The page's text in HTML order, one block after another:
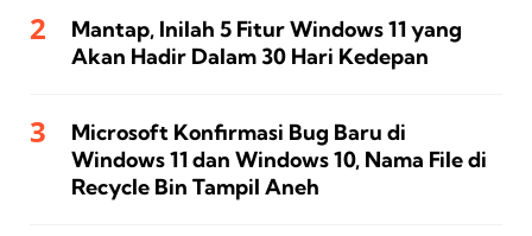
Mantap, Inilah 5 Fitur Windows 11 yang
Akan Hadir Dalam 30 Hari Kedepan
Microsoft Konfirmasi Bug Baru di
Windows 11 dan Windows 10, Nama File di
Recycle Bin Tampil Aneh